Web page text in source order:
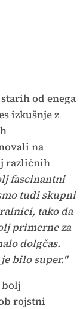
od enega
izkušnje z
na
različnih
fascinantni
tudi skupni
tako da
primerne za
dolgčas.
bilo super."
bolj
rojstni